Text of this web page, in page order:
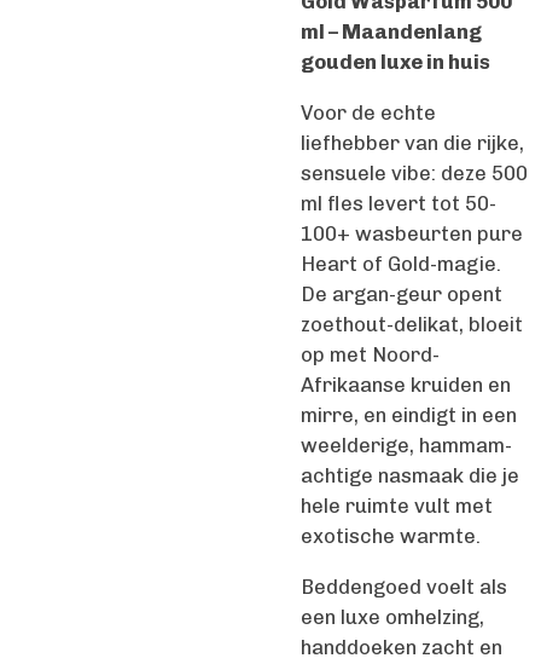
ml – Maandenlang
gouden luxe in huis
Voor de echte
liefhebber van die rijke,
sensuele vibe: deze 500
ml fles levert tot 50-
100+ wasbeurten pure
Heart of Gold-magie.
De argan-geur opent
zoethout-delikat, bloeit
op met Noord-
Afrikaanse kruiden en
mirre, en eindigt in een
weelderige, hammam-
achtige nasmaak die je
hele ruimte vult met
exotische warmte.
Beddengoed voelt als
een luxe omhelzing,
handdoeken zacht en